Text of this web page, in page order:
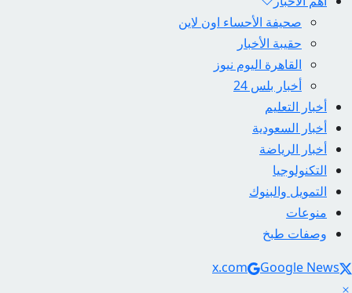
صحيفة الأحساء اون لاين
حقيبة الأخبار
القاهرة اليوم نيوز
أخبار بلس 24
أخبار التعليم
أخبار السعودية
أخبار الرياضة
التكنولوجيا
التمويل والبنوك
منوعات
وصفات طبخ
Social Links
x.com Google News